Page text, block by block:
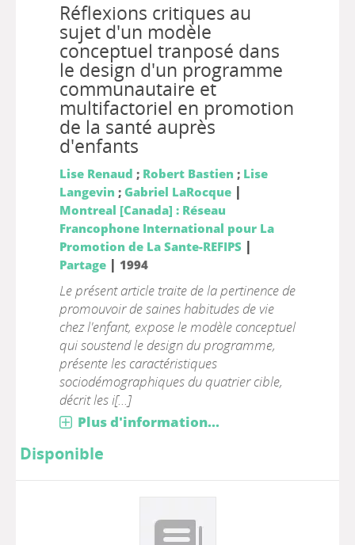
Réflexions critiques au
sujet d'un modèle
conceptuel tranposé dans
le design d'un programme
communautaire et
multifactoriel en promotion
de la santé auprès
d'enfants
Lise Renaud ; Robert Bastien ; Lise
Langevin ; Gabriel LaRocque |
Montreal [Canada] : Réseau
Francophone International pour La
Promotion de La Sante-REFIPS |
Partage| 1994
Le présent article traite de la pertinence de
promouvoir de saines habitudes de vie
chez l'enfant, expose le modèle conceptuel
qui soustend le design du programme,
présente les caractéristiques
sociodémographiques du quatrier cible,
décrit les i[...]
Plus d'information...
Disponible